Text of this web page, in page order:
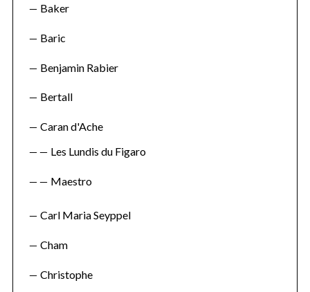
Baker
Baric
Benjamin Rabier
Bertall
Caran d'Ache
Les Lundis du Figaro
Maestro
Carl Maria Seyppel
Cham
Christophe